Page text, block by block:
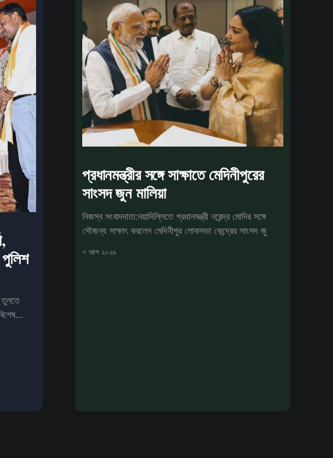
তুলতে
প্রধানমন্ত্রীর সঙ্গে সাক্ষাতে মেদিনীপুরের
সাংসদ জুন মালিয়া
নিজস্ব সংবাদদাতা:নয়াদিল্লিতে প্রধানমন্ত্রী নরেন্দ্র মোদির সঙ্গে
সৌজন্য সাক্ষাৎ করলেন মেদিনীপুর লোকসভা কেন্দ্রের সাংসদ জু
৭ আগ ২০২৬